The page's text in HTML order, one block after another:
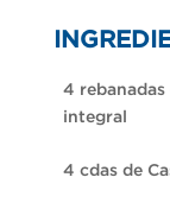
4 rebanadas
integral
4 cdas de